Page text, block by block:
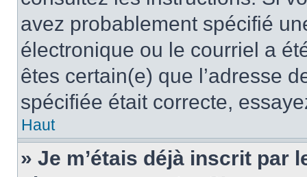
avez probablement spécifié
électronique ou le courriel a
êtes certain(e) que l’adresse
spécifiée était correcte,
Haut
» Je m’étais déjà inscrit par